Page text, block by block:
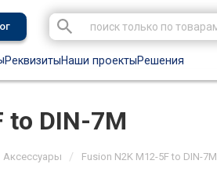
РеквизитыНаши проектыРешения
to DIN-7M
Аксессуары / Fusion N2K M12-5F to DIN-7M